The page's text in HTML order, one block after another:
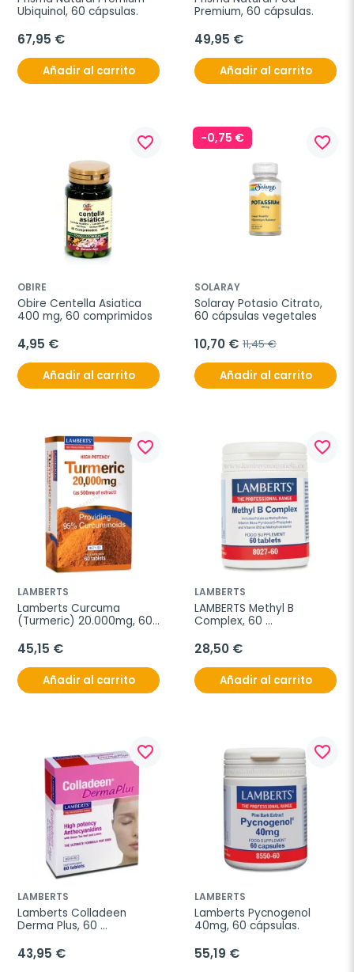
Ubiquinol, 60 cápsulas.
67,95 €
Añadir al carrito
Premium, 60 cápsulas.
49,95 €
Añadir al carrito
favorite_border
OBIRE
Obire Centella Asiatica
400 mg, 60 comprimidos
4,95 €
Añadir al carrito
-0,75 € favorite_border
SOLARAY
Solaray Potasio Citrato,
60 cápsulas vegetales
10,70 € 11,45 €
Añadir al carrito
favorite_border
LAMBERTS
Lamberts Curcuma
(Turmeric) 20.000mg, 60
45,15 €
Añadir al carrito
favorite_border
LAMBERTS
LAMBERTS Methyl B
Complex, 60
28,50 €
Añadir al carrito
favorite_border
LAMBERTS
Lamberts Colladeen
Derma Plus, 60
43,95 €
favorite_border
LAMBERTS
Lamberts Pycnogenol
40mg, 60 cápsulas.
55,19 €